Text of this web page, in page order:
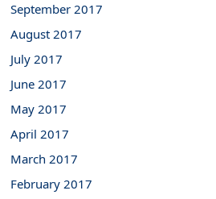
September 2017
August 2017
July 2017
June 2017
May 2017
April 2017
March 2017
February 2017